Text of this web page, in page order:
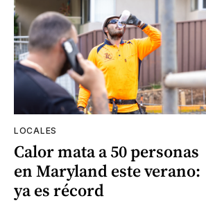
LOCALES
Calor mata a 50 personas
en Maryland este verano:
ya es récord